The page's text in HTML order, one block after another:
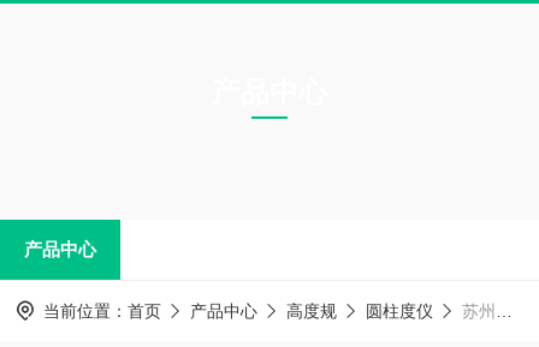
产品中心
当前位置： 首页 产品中心 高度规 圆柱度仪 苏州圆柱度测试仪保养